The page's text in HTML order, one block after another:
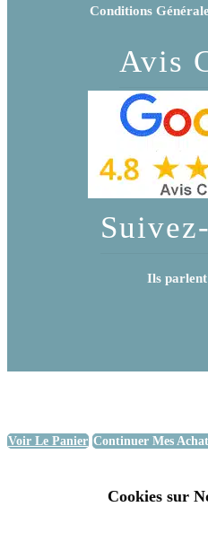
Conditions
Avis
Ils parlent
Voir Le Panier Continuer Mes
Cookies sur